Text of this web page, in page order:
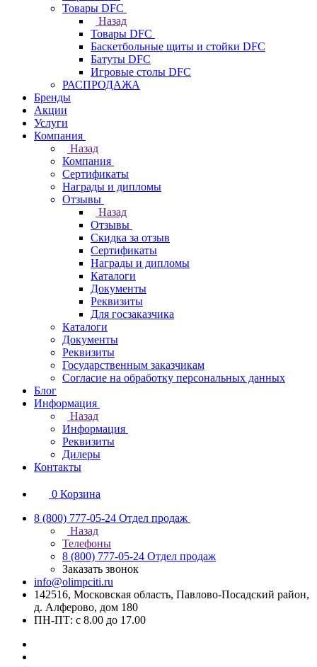
Товары DFC
Назад
Товары DFC
Баскетбольные щиты и стойки DFC
Батуты DFC
Игровые столы DFC
РАСПРОДАЖА
Бренды
Акции
Услуги
Компания
Назад
Компания
Сертификаты
Награды и дипломы
Отзывы
Назад
Отзывы
Скидка за отзыв
Сертификаты
Награды и дипломы
Каталоги
Документы
Реквизиты
Для госзаказчика
Каталоги
Документы
Реквизиты
Государственным заказчикам
Согласие на обработку персональных данных
Блог
Информация
Назад
Информация
Реквизиты
Дилеры
Контакты
0 Корзина
8 (800) 777-05-24 Отдел продаж
Назад
Телефоны
8 (800) 777-05-24 Отдел продаж
Заказать звонок
info@olimpciti.ru
142516, Московская область, Павлово-Посадский район,
д. Алферово, дом 180
ПН-ПТ: с 8.00 до 17.00